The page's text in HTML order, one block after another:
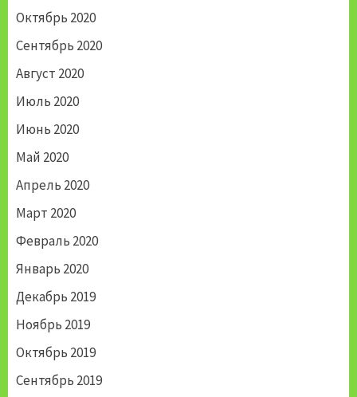
Октябрь 2020
Сентябрь 2020
Август 2020
Июль 2020
Июнь 2020
Май 2020
Апрель 2020
Март 2020
Февраль 2020
Январь 2020
Декабрь 2019
Ноябрь 2019
Октябрь 2019
Сентябрь 2019